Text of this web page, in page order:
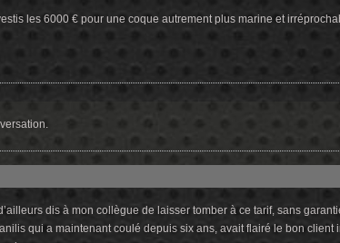
les 6000 € pour une coque autrement plus marine et
dis à mon collègue de laisser tomber à ce tarif, sans
qui a maintenant coulé depuis six ans, avait flairé le bon